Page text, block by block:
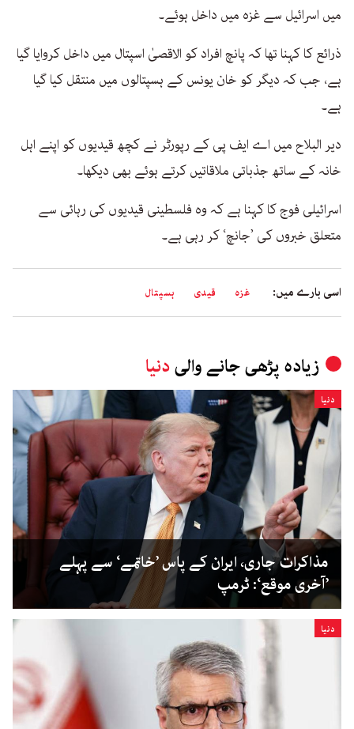
میں اسرائیل سے غزہ میں داخل ہوئے۔
ذرائع کا کہنا تھا کہ پانچ افراد کو الاقصیٰ اسپتال میں داخل کروایا گیا
ہے، جب کہ دیگر کو خان یونس کے ہسپتالوں میں منتقل کیا گیا
ہے۔
دیر البلاح میں اے ایف پی کے رپورٹر نے کچھ قیدیوں کو اپنے اہل
خانہ کے ساتھ جذباتی ملاقاتیں کرتے ہوئے بھی دیکھا۔
اسرائیلی فوج کا کہنا ہے کہ وہ فلسطینی قیدیوں کی رہائی سے
متعلق خبروں کی ’جانچ‘ کر رہی ہے۔
اسی بارے میں: غزہ قیدی ہسپتال
زیادہ پڑھی جانے والیدنیا
دنیا
مذاکرات جاری، ایران کے پاس ’خاتمے‘ سے پہلے
’آخری موقع‘: ٹرمپ
دنیا